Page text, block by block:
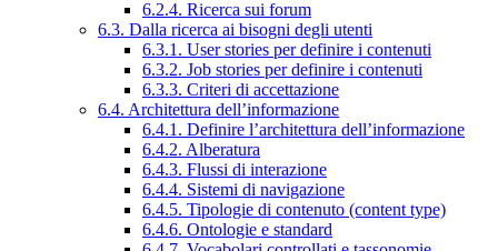
6.2.4. Ricerca sui forum
6.3. Dalla ricerca ai bisogni degli utenti
6.3.1. User stories per definire i contenuti
6.3.2. Job stories per definire i contenuti
6.3.3. Criteri di accettazione
6.4. Architettura dell’informazione
6.4.1. Definire l’architettura dell’informazione
6.4.2. Alberatura
6.4.3. Flussi di interazione
6.4.4. Sistemi di navigazione
6.4.5. Tipologie di contenuto (content type)
6.4.6. Ontologie e standard